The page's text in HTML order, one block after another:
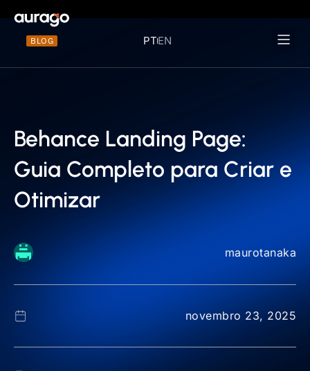
BLOG PTEN
Behance Landing Page:
Guia Completo para Criar e
Otimizar
maurotanaka
novembro 23, 2025